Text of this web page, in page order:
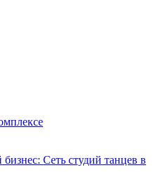
Сеть студий танцев в